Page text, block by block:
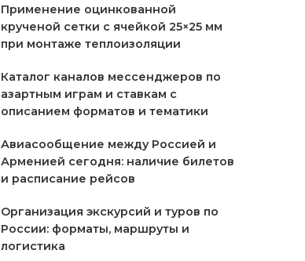
Применение оцинкованной
крученой сетки с ячейкой 25×25 мм
при монтаже теплоизоляции
Каталог каналов мессенджеров по
азартным играм и ставкам с
описанием форматов и тематики
Авиасообщение между Россией и
Арменией сегодня: наличие билетов
и расписание рейсов
Организация экскурсий и туров по
России: форматы, маршруты и
логистика